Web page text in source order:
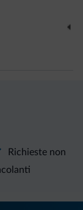
Richieste non